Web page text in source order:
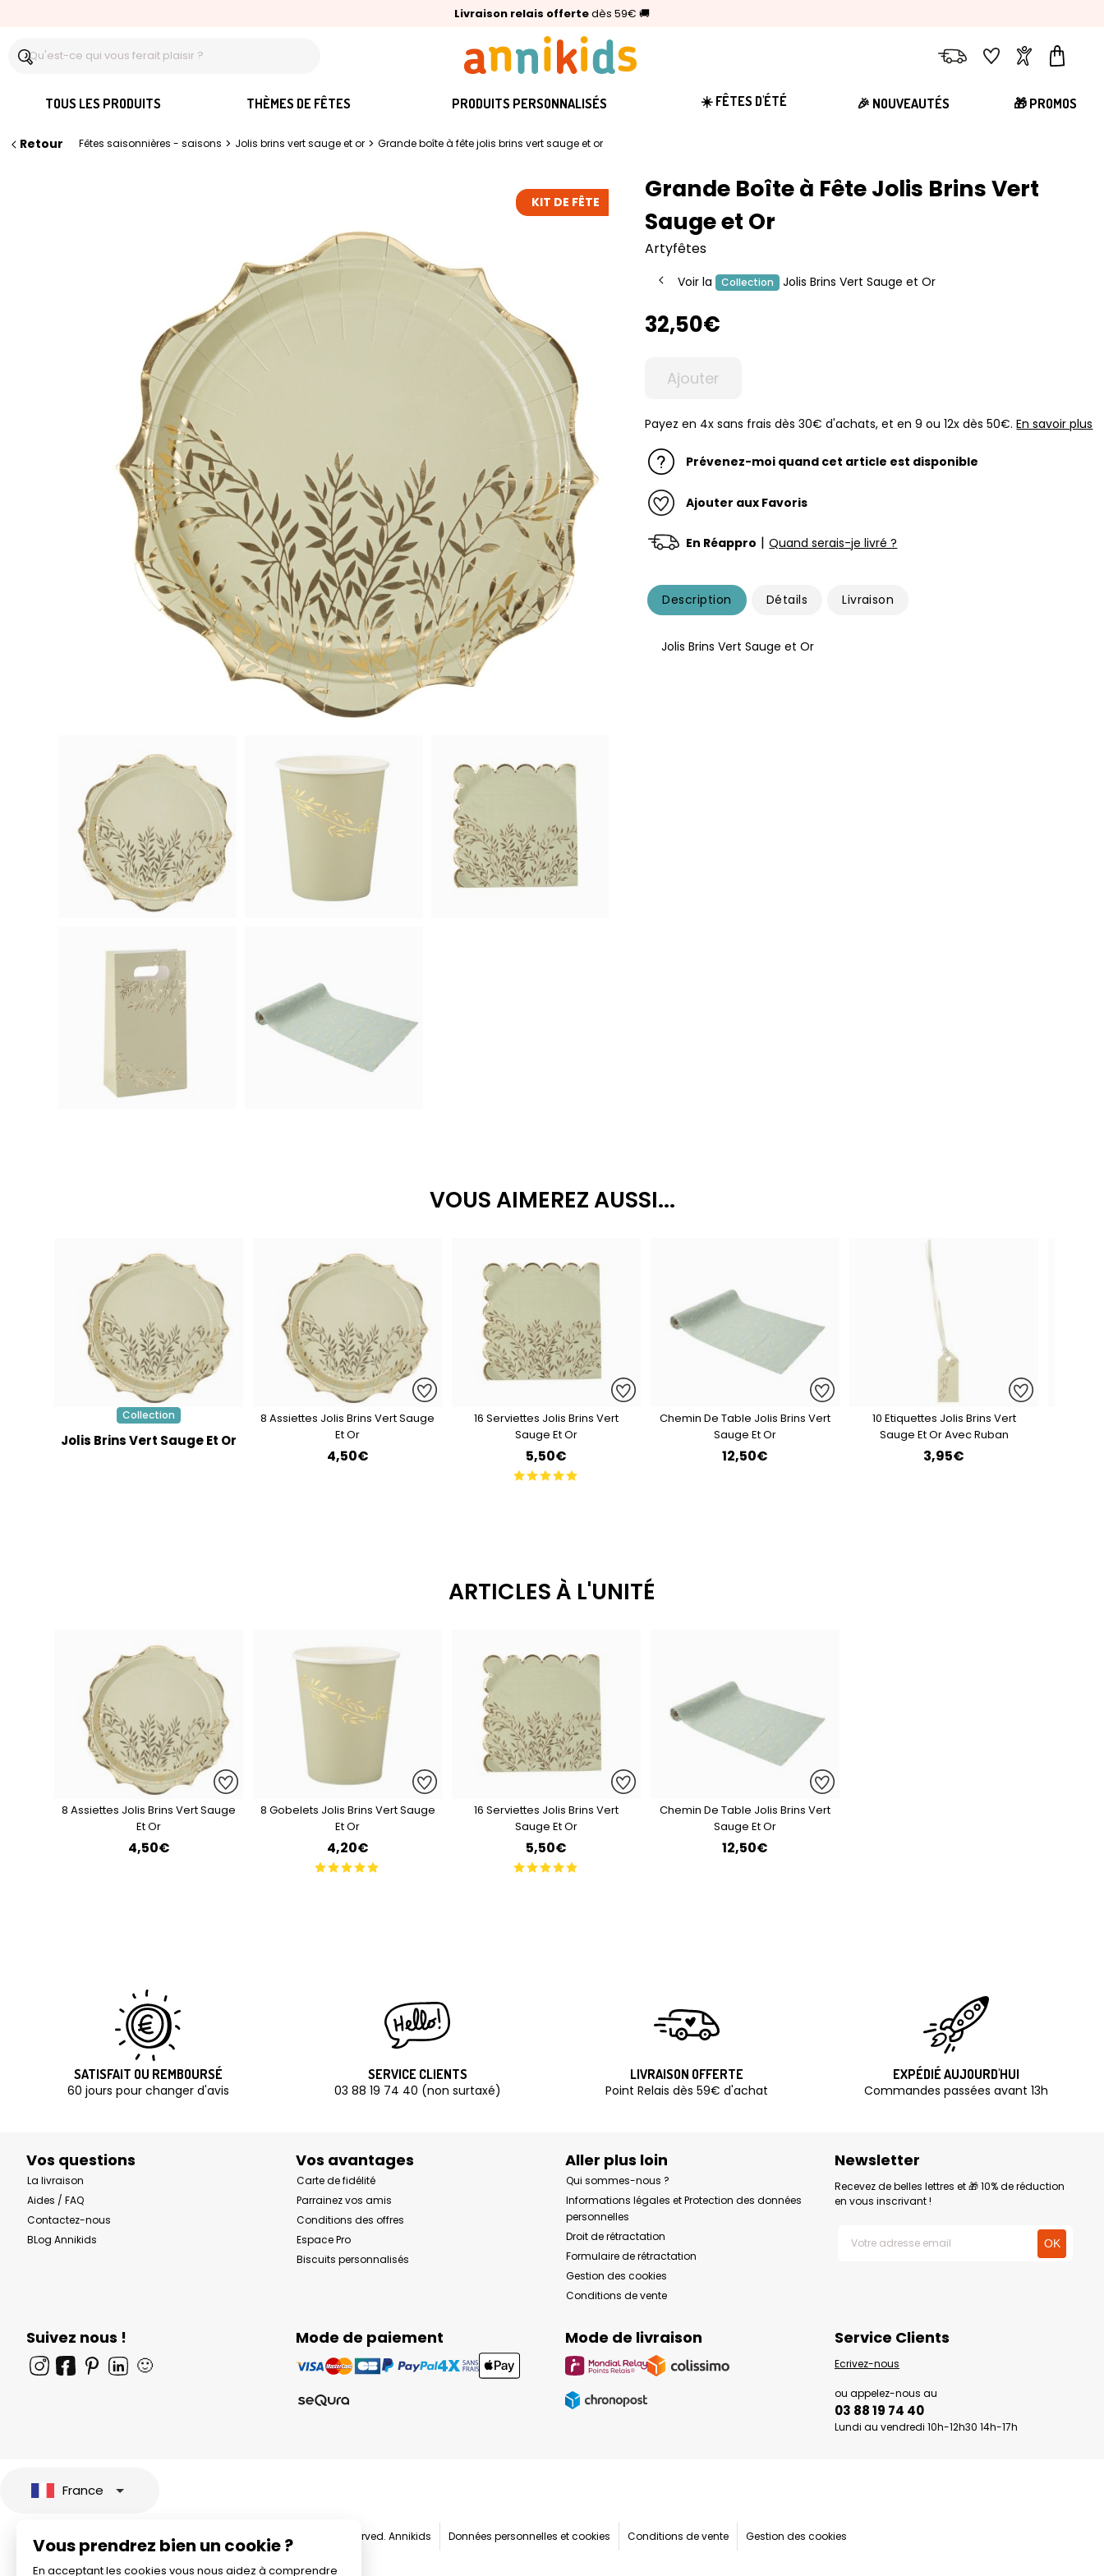
Livraison relais offertedès 59€ 🚚
🥇Palmarès Capital 2025 :Annikids N°1
⭐⭐⭐⭐⭐4,6/5(24 000 avis clients)
LivraisonFavorisComptePanier
TOUS LES PRODUITS THÈMES DE FÊTES PRODUITS PERSONNALISÉS ☀️ FÊTES D'ÉTÉ 🎉 NOUVEAUTÉS 🎁 PROMOS
Retour Fêtes saisonnières - saisons > Jolis brins vert sauge et or > Grande boîte à fête jolis brins vert sauge et or
KIT DE FÊTE
Grande Boîte à Fête Jolis Brins Vert
Sauge et Or
Artyfêtes
Voir la Collection Jolis Brins Vert Sauge et Or
32,50€
Ajouter
Payez en 4x sans frais dès 30€ d'achats, et en 9 ou 12x dès 50€.En savoir plus
Prévenez-moi quand cet article est disponible
Ajouter aux Favoris
En Réappro | Quand serais-je livré ?
Description Détails Livraison
Jolis Brins Vert Sauge et Or
VOUS AIMEREZ AUSSI...
Collection
Jolis Brins Vert Sauge Et Or
8 Assiettes Jolis Brins Vert Sauge
Et Or
4,50€
16 Serviettes Jolis Brins Vert
Sauge Et Or
5,50€
Chemin De Table Jolis Brins Vert
Sauge Et Or
12,50€
10 Etiquettes Jolis Brins Vert
Sauge Et Or Avec Ruban
3,95€
ARTICLES À L'UNITÉ
8 Assiettes Jolis Brins Vert Sauge
Et Or
4,50€
8 Gobelets Jolis Brins Vert Sauge
Et Or
4,20€
16 Serviettes Jolis Brins Vert
Sauge Et Or
5,50€
Chemin De Table Jolis Brins Vert
Sauge Et Or
12,50€
SATISFAIT OU REMBOURSÉ
60 jours pour changer d'avis
SERVICE CLIENTS
03 88 19 74 40 (non surtaxé)
LIVRAISON OFFERTE
Point Relais dès 59€ d'achat
EXPÉDIÉ AUJOURD'HUI
Commandes passées avant 13h
Vos questions
La livraison
Aides / FAQ
Contactez-nous
BLog Annikids
Vos avantages
Carte de fidélité
Parrainez vos amis
Conditions des offres
Espace Pro
Biscuits personnalisés
Aller plus loin
Qui sommes-nous ?
Informations légales et Protection des données
personnelles
Droit de rétractation
Formulaire de rétractation
Gestion des cookies
Conditions de vente
Newsletter
Recevez de belles lettres et 🎁 10% de réduction
en vous inscrivant !
Suivez nous !
🙂
Mode de paiement Mode de livraison Service Clients
Ecrivez-nous
ou appelez-nous au
03 88 19 74 40
Lundi au vendredi 10h-12h30 14h-17h
Vous prendrez bien un cookie ?
En acceptant les cookies vous nous aidez à comprendre
France
© 2026 All rights reserved. Annikids Données personnelles et cookies Conditions de vente Gestion des cookies